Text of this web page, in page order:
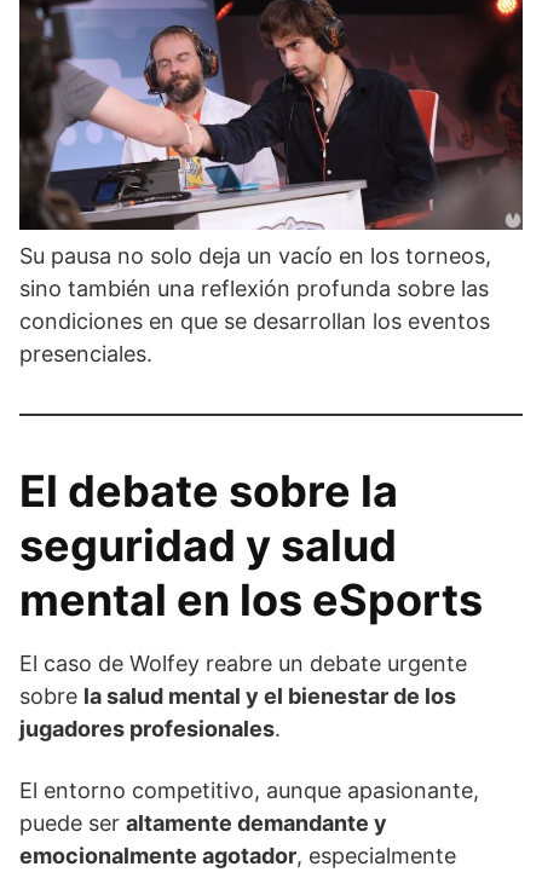
Su pausa no solo deja un vacío en los torneos,
sino también una reflexión profunda sobre las
condiciones en que se desarrollan los eventos
presenciales.
El debate sobre la
seguridad y salud
mental en los eSports
El caso de Wolfey reabre un debate urgente
sobre la salud mental y el bienestar de los
jugadores profesionales.
El entorno competitivo, aunque apasionante,
puede ser altamente demandante y
emocionalmente agotador, especialmente